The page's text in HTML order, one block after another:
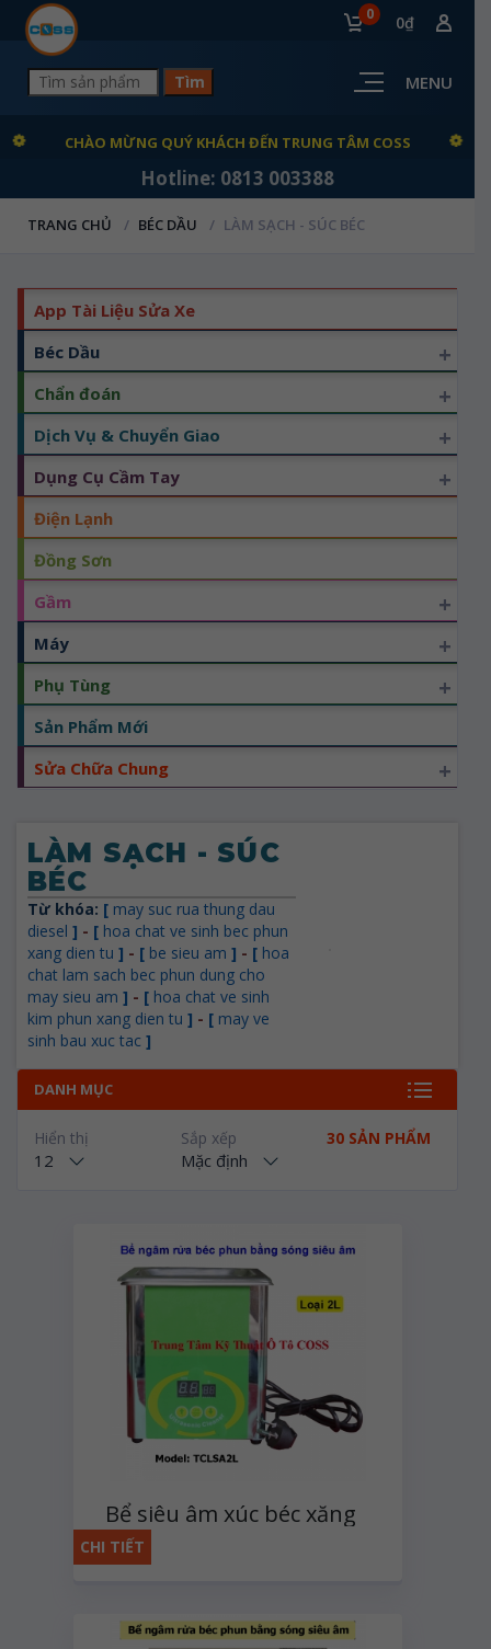
0 0₫
MENU
CHÀO MỪNG QUÝ KHÁCH ĐẾN TRUNG TÂM COSS
Hotline: 0813 003388
TRANG CHỦ BÉC DẦU LÀM SẠCH - SÚC BÉC
App Tài Liệu Sửa Xe
Béc Dầu
+
Chẩn đoán +
Dịch Vụ & Chuyển Giao +
Dụng Cụ Cầm Tay +
Điện Lạnh
Đồng Sơn
Gầm
+
Máy +
Phụ Tùng +
Sản Phẩm Mới
Sửa Chữa Chung
+
LÀM SẠCH - SÚC
BÉC
Từ khóa: [ may suc rua thung dau
diesel ] - [ hoa chat ve sinh bec phun
xang dien tu ] - [ be sieu am ] - [ hoa
chat lam sach bec phun dung cho
may sieu am ] - [ hoa chat ve sinh
kim phun xang dien tu ] - [ may ve
sinh bau xuc tac ]
DANH MỤC
30 SẢN PHẨM
Sắp xếp
Mặc định
Hiển thị
12
Bể siêu âm xúc béc xăng
và dầu
CHI TIẾT